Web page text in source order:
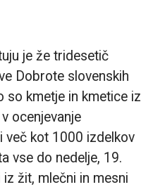
je že tridesetič
Dobrote slovenskih
so kmetje in kmetice iz
ocenjevanje
več kot 1000 izdelkov
vse do nedelje, 19.
žit, mlečni in mesni